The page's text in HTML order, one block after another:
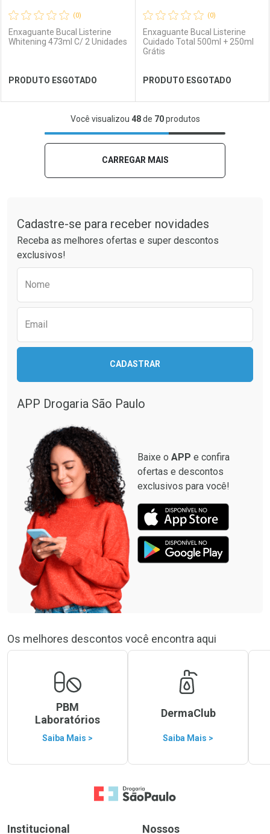
Ver Desconto Convênio Ver Desconto Convênio
(0)
Enxaguante Bucal Listerine
Whitening 473ml C/ 2 Unidades
PRODUTO ESGOTADO
FECHAR
Laboratório
FECHAR
Por Menos
(0)
Enxaguante Bucal Listerine
Cuidado Total 500ml + 250ml
Grátis
PRODUTO ESGOTADO
Laboratório
Por Menos
Você visualizou 48de 70produtos
CARREGAR MAIS
Cadastre-se para receber novidades
Receba as melhores ofertas e super descontos
exclusivos!
Nome
Email
CADASTRAR
APP Drogaria São Paulo
Baixe o APP e confira
ofertas e descontos
exclusivos para você!
Os melhores descontos você encontra aqui
PBM
Laboratórios
Saiba Mais >
DermaClub
Saiba Mais >
Ir para a Home
Institucional Nossos